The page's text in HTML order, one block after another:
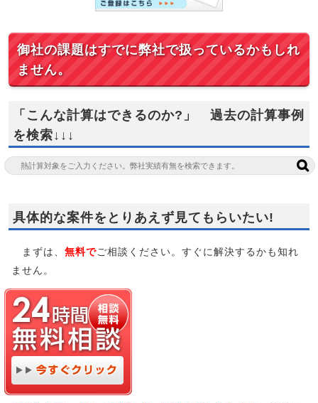
御社の課題はすでに弊社で扱っているかもしれ
ません。
「こんな計算はできるのか?」 過去の計算事例
を検索↓↓↓
具体的な案件をとりあえず見てもらいたい!
まずは、 無料でご相談ください。すぐに解決するかも知れ
ません。